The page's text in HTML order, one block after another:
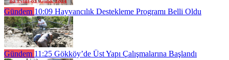
Gündem 10:09 Hayvancılık Destekleme Programı Belli Oldu
Gündem 11:25 Gökköy’de Üst Yapı Çalışmalarına Başlandı